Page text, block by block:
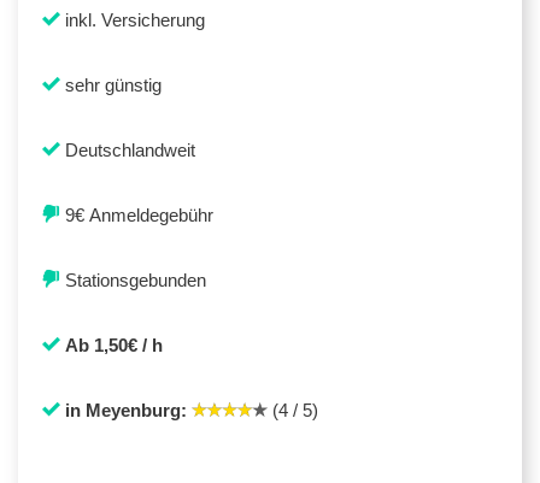
inkl. Versicherung
sehr günstig
Deutschlandweit
9€ Anmeldegebühr
Stationsgebunden
Ab 1,50€ / h
in Meyenburg: (4 / 5)